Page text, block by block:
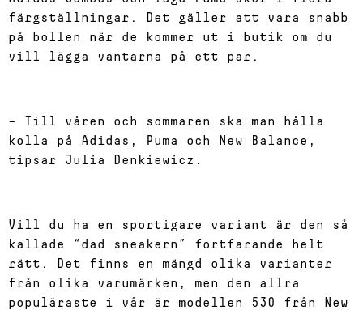
färgställningar. Det gäller att vara snabb
på bollen när de kommer ut i butik om du
vill lägga vantarna på ett par.
– Till våren och sommaren ska man hålla
kolla på Adidas, Puma och New Balance,
tipsar Julia Denkiewicz.
Vill du ha en sportigare variant är den så
kallade “dad sneakern” fortfarande helt
rätt. Det finns en mängd olika varianter
från olika varumärken, men den allra
populäraste i vår är modellen 530 från New